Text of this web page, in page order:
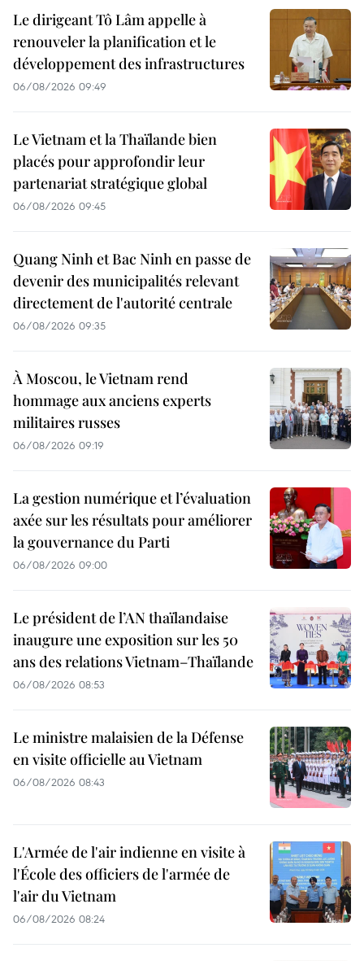
Le dirigeant Tô Lâm appelle à
renouveler la planification et le
développement des infrastructures
06/08/2026 09:49
Le Vietnam et la Thaïlande bien
placés pour approfondir leur
partenariat stratégique global
06/08/2026 09:45
Quang Ninh et Bac Ninh en passe de
devenir des municipalités relevant
directement de l'autorité centrale
06/08/2026 09:35
À Moscou, le Vietnam rend
hommage aux anciens experts
militaires russes
06/08/2026 09:19
La gestion numérique et l’évaluation
axée sur les résultats pour améliorer
la gouvernance du Parti
06/08/2026 09:00
Le président de l’AN thaïlandaise
inaugure une exposition sur les 50
ans des relations Vietnam–Thaïlande
06/08/2026 08:53
Le ministre malaisien de la Défense
en visite officielle au Vietnam
06/08/2026 08:43
L'Armée de l'air indienne en visite à
l'École des officiers de l'armée de
l'air du Vietnam
06/08/2026 08:24